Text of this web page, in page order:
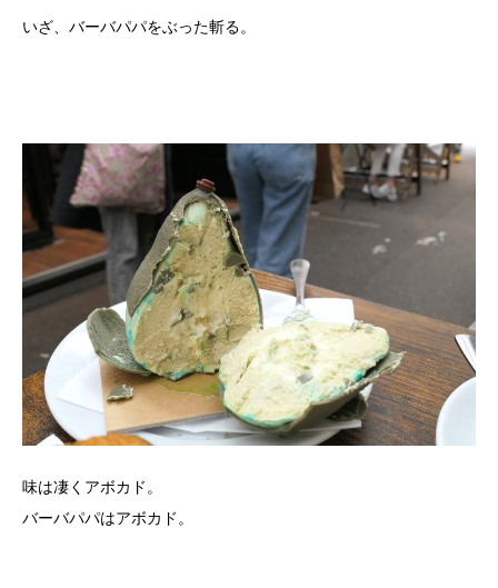
いざ、バーバパパをぶった斬る。
味は凄くアボカド。
バーバパパはアボカド。